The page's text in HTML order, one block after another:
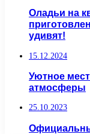
Оладьи на
удивят!
15.12.2024
Уютное
атмосферы
25.10.2023